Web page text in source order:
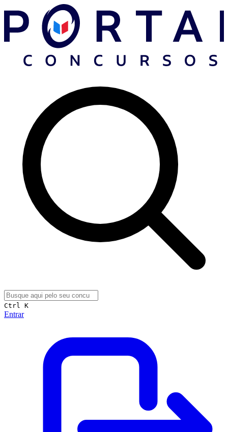
Ctrl K
Entrar